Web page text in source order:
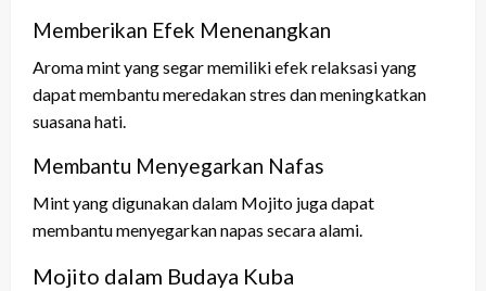
Memberikan Efek Menenangkan
Aroma mint yang segar memiliki efek relaksasi yang
dapat membantu meredakan stres dan meningkatkan
suasana hati.
Membantu Menyegarkan Nafas
Mint yang digunakan dalam Mojito juga dapat
membantu menyegarkan napas secara alami.
Mojito dalam Budaya Kuba